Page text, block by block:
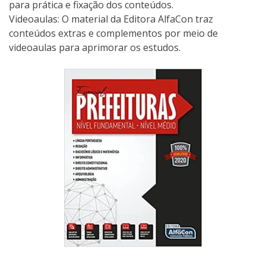
para prática e fixação dos conteúdos.
Videoaulas: O material da Editora AlfaCon traz
conteúdos extras e complementos por meio de
videoaulas para aprimorar os estudos.